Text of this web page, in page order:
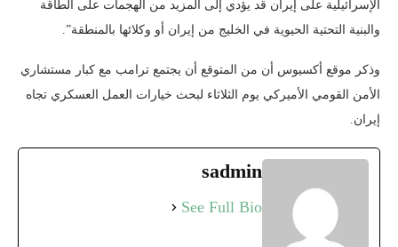
الإسرائيلية على إيران قد يؤدي إلى المزيد من الهجمات على الطاقة
والبنية التحتية الحيوية في الخليج من إيران أو وكلائها بالمنطقة”.
وذكر موقع أكسيوس أن من المتوقع أن يجتمع ترامب مع كبار مستشاري
الأمن القومي الأميركي يوم الثلاثاء لبحث خيارات العمل العسكري تجاه
إيران.
sadmin
See Full Bio